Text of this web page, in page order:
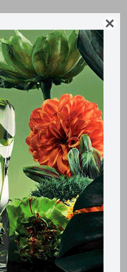

envío
tiendas
interesar